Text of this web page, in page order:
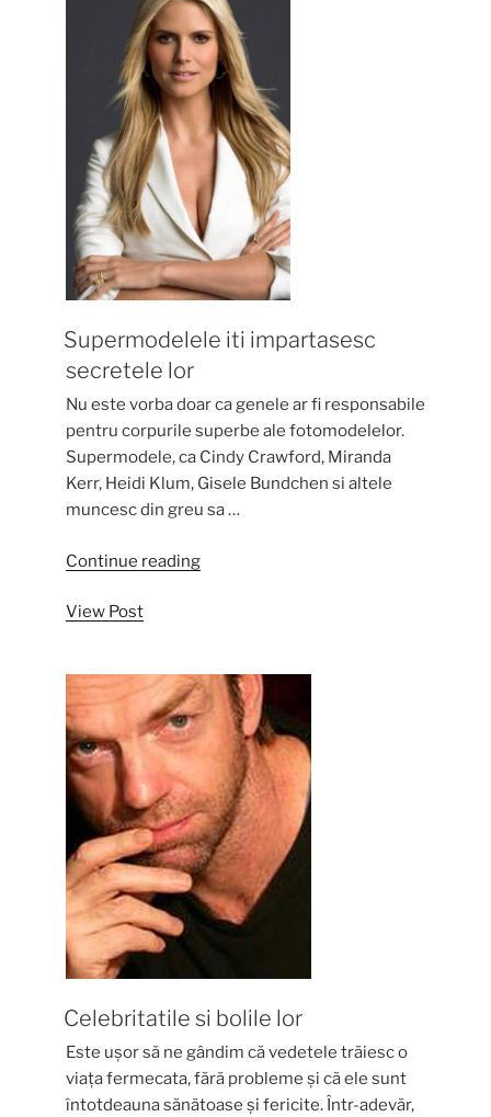
Supermodelele iti impartasesc
secretele lor
Nu este vorba doar ca genele ar fi responsabile
pentru corpurile superbe ale fotomodelelor.
Supermodele, ca Cindy Crawford, Miranda
Kerr, Heidi Klum, Gisele Bundchen si altele
muncesc din greu sa …
Continue reading“Supermodelele
View Post
Celebritatile si bolile lor
Este ușor să ne gândim că vedetele trăiesc o
viața fermecata, fără probleme și că ele sunt
întotdeauna sănătoase și fericite. Într-adevăr,